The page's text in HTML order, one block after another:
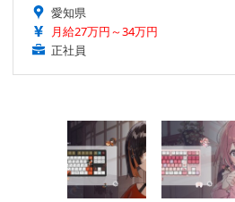
愛知県
月給27万円～34万円
正社員